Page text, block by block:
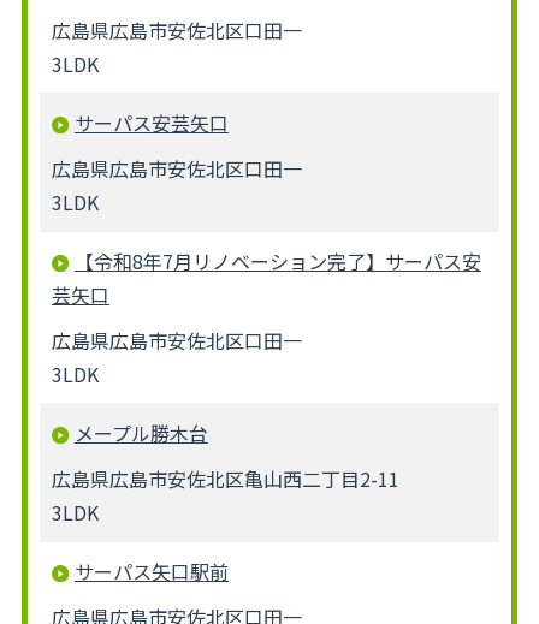
広島県広島市安佐北区口田一
3LDK
サーパス安芸矢口
広島県広島市安佐北区口田一
3LDK
【令和8年7月リノベーション完了】サーパス安
芸矢口
広島県広島市安佐北区口田一
3LDK
メープル勝木台
広島県広島市安佐北区亀山西二丁目2-11
3LDK
サーパス矢口駅前
広島県広島市安佐北区口田一